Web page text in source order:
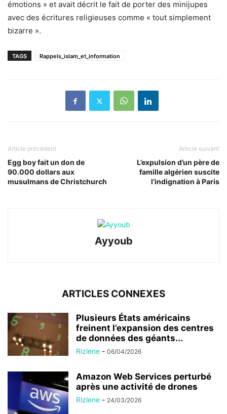
émotions » et avait décrit le fait de porter des minijupes
avec des écritures religieuses comme « tout simplement
bizarre ».
TAGS Rappels_islam_et_information
Article précédent
Egg boy fait un don de
90.000 dollars aux
musulmans de Christchurch
Article suivant
L’expulsion d’un père de
famille algérien suscite
l’indignation à Paris
Ayyoub
ARTICLES CONNEXES
Plusieurs États américains
freinent l’expansion des centres
de données des géants...
Rizlene - 06/04/2026
Amazon Web Services perturbé
après une activité de drones
Rizlene - 24/03/2026